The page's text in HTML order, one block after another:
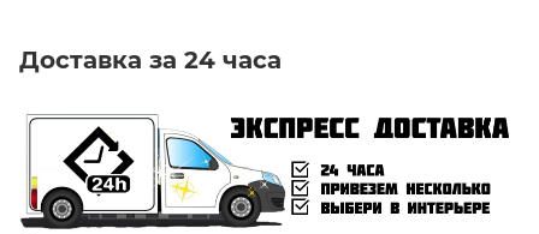
Доставка за 24 часа